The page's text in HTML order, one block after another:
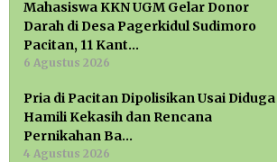
Mahasiswa KKN UGM Gelar Donor
Darah di Desa Pagerkidul Sudimoro
Pacitan, 11 Kant…
6 Agustus 2026
Pria di Pacitan Dipolisikan Usai Diduga
Hamili Kekasih dan Rencana
Pernikahan Ba…
4 Agustus 2026